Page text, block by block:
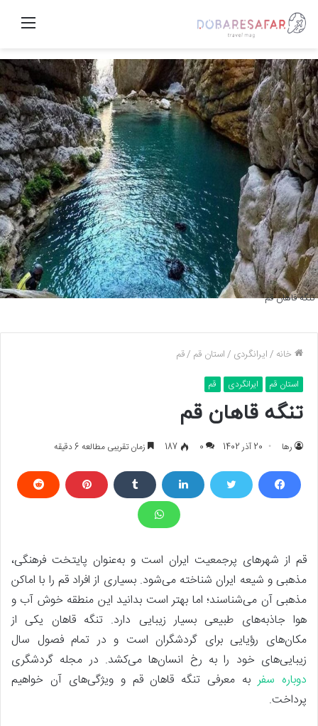
منو
تنگه قاهان قم
خانه /ایرانگردی /استان قم /قم
استان قم ایرانگردی قم
تنگه قاهان قم
رها 20 آذر 1402 0
187 زمان تقریبی مطالعه 6 دقیقه
قم از شهرهای پرجمعیت ایران است و به‌عنوان پایتخت فرهنگی،
مذهبی و شیعه ایران شناخته می‌شود. بسیاری از افراد قم را با اماکن
مذهبی آن می‌شناسند؛ اما بهتر است بدانید این منطقه خوش آب و
هوا جاذبه‌های طبیعی بسیار زیبایی دارد. تنگه قاهان یکی از
مکان‌های رؤیایی برای گردشگران است و در تمام فصول سال
زیبایی‌های خود را به رخ انسان‌ها می‌کشد. در مجله گردشگری
دوباره سفربه معرفی تنگه قاهان قم و ویژگی‌های آن خواهیم
پرداخت.